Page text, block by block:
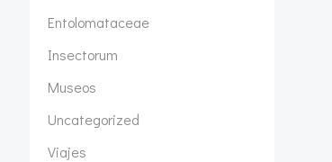
Entolomataceae
Insectorum
Museos
Uncategorized
Viajes